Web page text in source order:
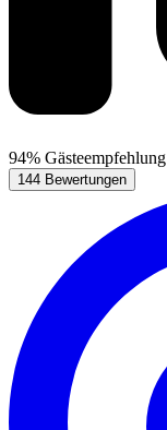
94% Gästeempfehlung
144 Bewertungen